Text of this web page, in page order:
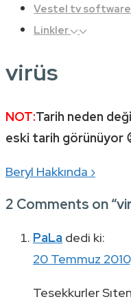
Vestel tv
Linkler
virüs
NOT:Tarih neden
eski tarih görünüyor
Yazı
gezinmesi
Next
is
Beryl Hakkında ›
2 Comments on “
PaLa dedi ki:
20 Temmuz
Tesekkurler